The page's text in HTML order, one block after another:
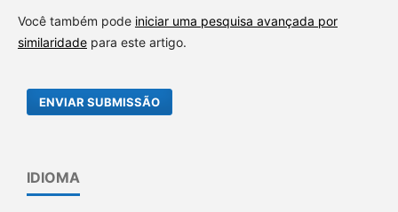
Você também pode iniciar uma pesquisa avançada por
similaridadepara este artigo.
ENVIAR SUBMISSÃO
IDIOMA